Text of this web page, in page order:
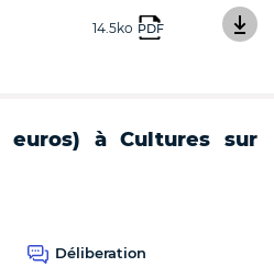
14.5ko PDF
euros) à Cultures sur
Déliberation